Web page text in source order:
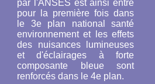
par l'ANSES est ainsi entré
pour la première fois dans
le 3e plan national santé
environnement et les effets
des nuisances lumineuses
et d'éclairages à forte
composante bleue sont
renforcés dans le 4e plan.